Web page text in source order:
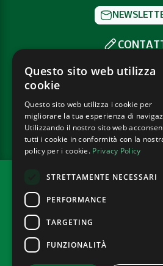
SOCIAL
PRIVACY
COOKIE
Progetto cofinanziato con
2021-2027 codice CUP:
Programma Regionale FESR
"Sostenere l’introduzione di
digitali nelle
Bando “Supporto allo
Questo sito web utilizza
cookie
Questo sito web utilizza i cookie per
migliorare la tua esperienza di
Utilizzando il nostro sito web
tutti i cookie in conformità con la
policy per i cookie. Privacy Policy
STRETTAMENTE NECESSARI
PERFORMANCE
TARGETING
FUNZIONALITÀ